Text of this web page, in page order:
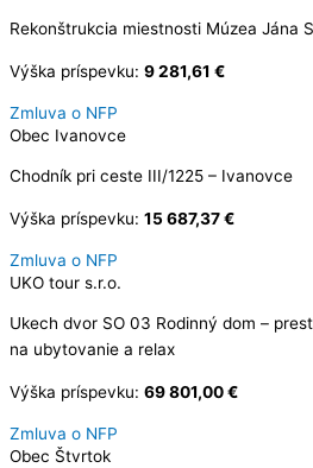
Rekonštrukcia miestnosti Múzea Jána
Výška príspevku: 9 281,61 €
Zmluva o NFP
Obec Ivanovce
Chodník pri ceste III/1225 – Ivanovce
Výška príspevku: 15 687,37 €
Zmluva o NFP
UKO tour s.r.o.
Ukech dvor SO 03 Rodinný dom –
na ubytovanie a relax
Výška príspevku: 69 801,00 €
Zmluva o NFP
Obec Štvrtok